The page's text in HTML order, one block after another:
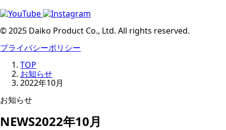
© 2025 Daiko Product Co., Ltd. All rights reserved.
プライバシーポリシー
TOP
お知らせ
2022年10月
お知らせ
NEWS2022年10月